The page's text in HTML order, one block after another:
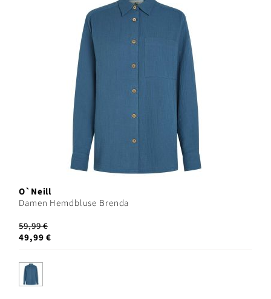
O`Neill
Damen Hemdbluse Brenda
59,99 €
49,99 €